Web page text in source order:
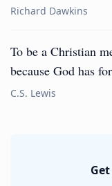
Richard Dawkins
To be a Christian
because God has
C.S. Lewis